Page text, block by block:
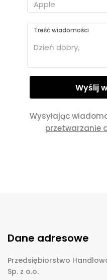
Treść wiadomości
Wysyłając
przetwarzanie
Dane adresowe
Przedsiębiorstwo Handlowo
Sp. z o.o.